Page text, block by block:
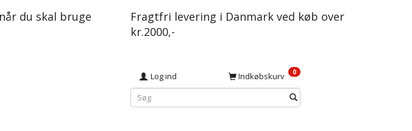
du skal bruge
Fragtfri levering i Danmark ved køb over
kr.2000,-
Log ind Indkøbskurv 0